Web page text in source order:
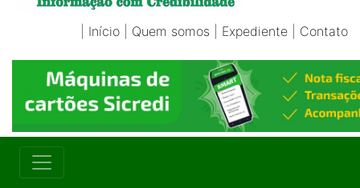
Início Quem somos Expediente Contato